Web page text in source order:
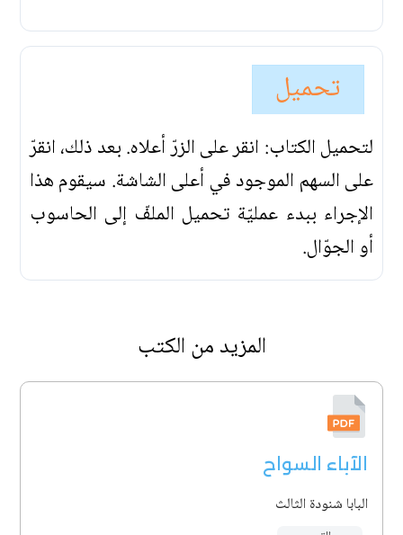
تحميل
لتحميل الكتاب: انقر على الزرّ أعلاه. بعد ذلك، انقرّ
على السهم الموجود في أعلى الشاشة. سيقوم هذا
الإجراء ببدء عمليّة تحميل الملفّ إلى الحاسوب
أو الجوّال.
المزيد من الكتب
الآباء السواح
البابا شنودة الثالث